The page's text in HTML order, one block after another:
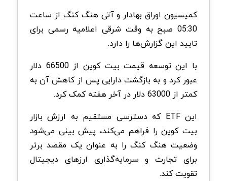
کمیسیون اوراق بهادار و آتی هنگ کنگ از ساعت
05:30 صبح به وقت شرقی اعلامیه رسمی برای
تایید این گزارش‌ها را دارد.
با این توسعه قیمت بیت کوین از 66500 دلار
عبور کرد و به بازگشت دارایی پس از کاهش آن به
کمتر از 63000 دلار در آخر هفته کمک کرد.
این ETF که دسترسی مستقیم به ارزش بازار
بیت کوین را فراهم می‌کند، پیش بینی می‌شود
وضعیت هنگ کنگ را به عنوان یک مقصد برتر
برای تجارت و سرمایه‌گذاری ارزهای دیجیتال
تقویت کند.